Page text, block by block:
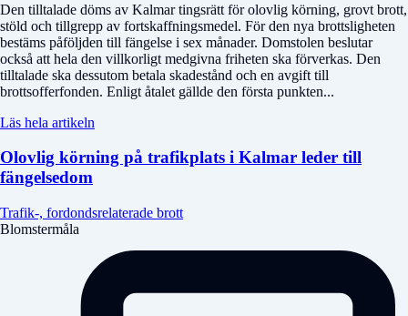
Den tilltalade döms av Kalmar tingsrätt för olovlig körning, grovt brott,
stöld och tillgrepp av fortskaffningsmedel. För den nya brottsligheten
bestäms påföljden till fängelse i sex månader. Domstolen beslutar
också att hela den villkorligt medgivna friheten ska förverkas. Den
tilltalade ska dessutom betala skadestånd och en avgift till
brottsofferfonden. Enligt åtalet gällde den första punkten...
Läs hela artikeln
Olovlig körning på trafikplats i Kalmar leder till
fängelsedom
Trafik-, fordondsrelaterade brott
Blomstermåla